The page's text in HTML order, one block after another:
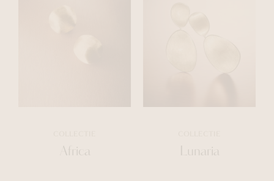
Africa Lunaria